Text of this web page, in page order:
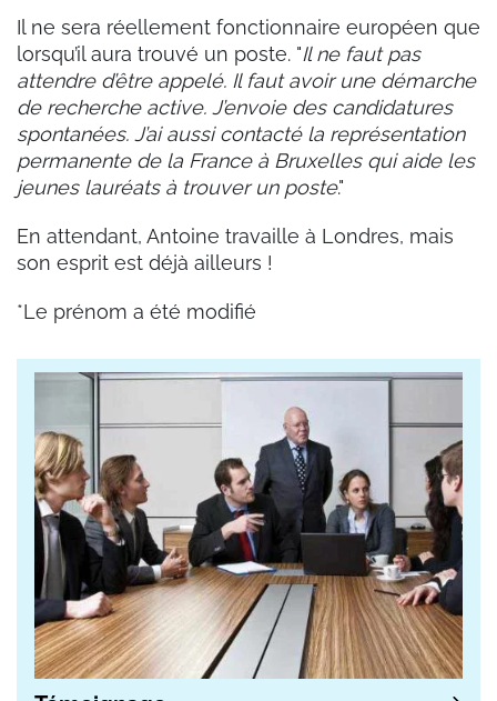
Il ne sera réellement fonctionnaire européen que
lorsqu’il aura trouvé un poste. "Il ne faut pas
attendre d’être appelé. Il faut avoir une démarche
de recherche active. J’envoie des candidatures
spontanées. J’ai aussi contacté la représentation
permanente de la France à Bruxelles qui aide les
jeunes lauréats à trouver un poste."
En attendant, Antoine travaille à Londres, mais
son esprit est déjà ailleurs !
*Le prénom a été modifié